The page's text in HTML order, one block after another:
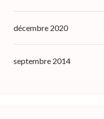
décembre 2020
septembre 2014